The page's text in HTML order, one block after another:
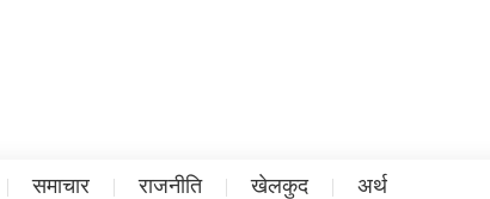
समाचार राजनीति खेलकुद अर्थ